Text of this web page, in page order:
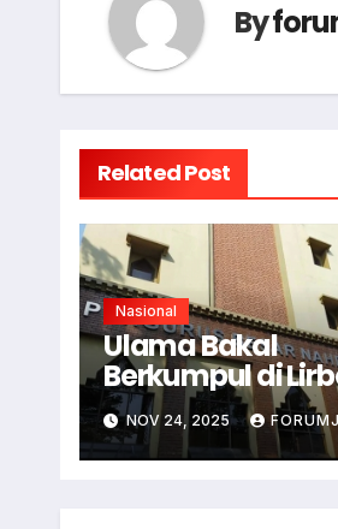
By
Related Post
Nasional
Ulama Bakal
Berkumpul di
Bahas Kisruh
NOV 24, 2025